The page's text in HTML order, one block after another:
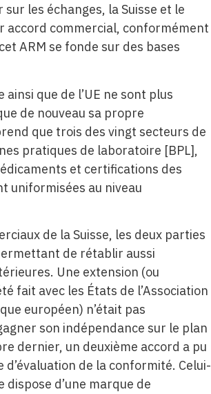
les échanges, la Suisse et le
accord commercial, conformément
ARM se fonde sur des bases
que de l’UE ne sont plus
de nouveau sa propre
que trois des vingt secteurs de
pratiques de laboratoire [BPL],
et certifications des
uniformisées au niveau
de la Suisse, les deux parties
de rétablir aussi
Une extension (ou
fait avec les États de l’Association
européen) n’était pas
son indépendance sur le plan
dernier, un deuxième accord a pu
de la conformité. Celui-
d’une marque de